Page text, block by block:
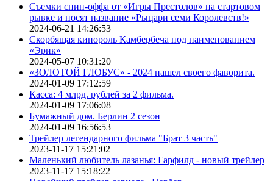
Съемки спин-оффа от «Игры Престолов» на стартовом
рывке и носят название «Рыцари семи Королевств!»
2024-06-21 14:26:53
Скорбящая кинороль Камбербеча под наименованием
«Эрик»
2024-05-07 10:31:20
«ЗОЛОТОЙ ГЛОБУС» - 2024 нашел своего фаворита.
2024-01-09 17:12:59
Касса: 4 млрд. рублей за 2 фильма.
2024-01-09 17:06:08
Бумажный дом. Берлин 2 сезон
2024-01-09 16:56:53
Трейлер легендарного фильма "Брат 3 часть"
2023-11-17 15:21:02
Маленький любитель лазанья: Гарфилд - новый трейлер
2023-11-17 15:18:22